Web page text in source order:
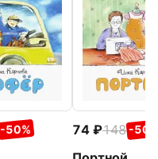
-50% 74 148 -